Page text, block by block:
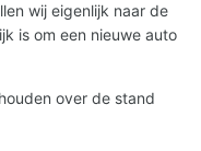
wij eigenlijk naar de
is om een nieuwe auto
over de stand